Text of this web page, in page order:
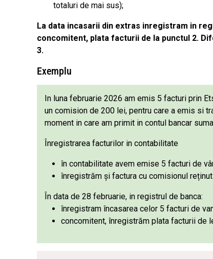
totaluri de mai sus);
La data incasarii din extras inregistram in
concomitent, plata facturii de la punctul 2.
3.
Exemplu
In luna februarie 2026 am emis 5 facturi prin
un comision de 200 lei, pentru care a emis si
moment in care am primit in contul bancar
Înregistrarea facturilor in contabilitate
în contabilitate avem emise 5 facturi de
înregistrăm și factura cu comisionul
În data de 28 februarie, in registrul de banca:
înregistram încasarea celor 5 facturi de
concomitent, înregistrăm plata facturii de